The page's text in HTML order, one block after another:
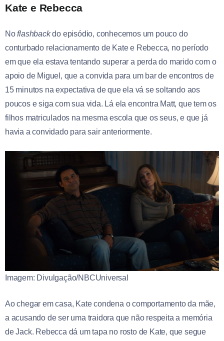
Kate e Rebecca
Noflashbackdo episódio, conhecemos um pouco do
conturbado relacionamento de Kate e Rebecca, no período
em que ela estava tentando superar a perda do marido com o
apoio de Miguel, que a convida para um bar de encontros de
15 minutos na expectativa de que ela vá se soltando aos
poucos e siga com sua vida. Lá ela encontra Matt, que tem os
filhos matriculados na mesma escola que os seus, e que já
havia a convidado para sair anteriormente.
Imagem: Divulgação/NBCUniversal
Ao chegar em casa, Kate condena o comportamento da mãe,
a acusando de ser uma traidora que não respeita a memória
de Jack. Rebecca dá um tapa no rosto de Kate, que segue